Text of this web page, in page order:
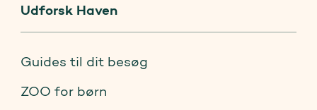
Udforsk Haven
Guides til dit besøg
ZOO for børn